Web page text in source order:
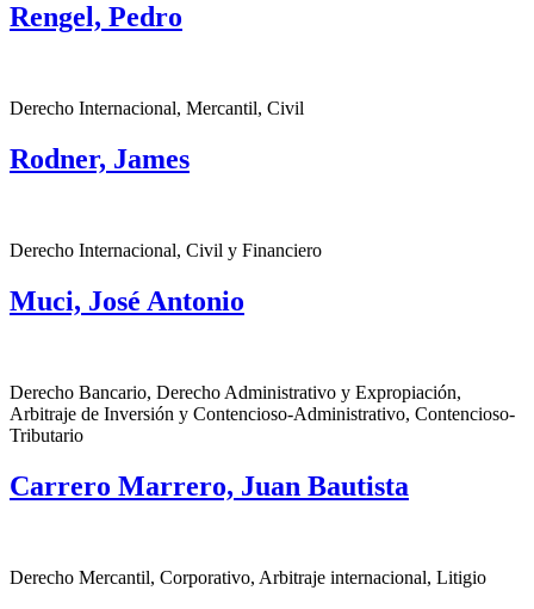
Rengel, Pedro
Derecho Internacional, Mercantil, Civil
Rodner, James
Derecho Internacional, Civil y Financiero
Muci, José Antonio
Derecho Bancario, Derecho Administrativo y Expropiación,
Arbitraje de Inversión y Contencioso-Administrativo, Contencioso-
Tributario
Carrero Marrero, Juan Bautista
Derecho Mercantil, Corporativo, Arbitraje internacional, Litigio